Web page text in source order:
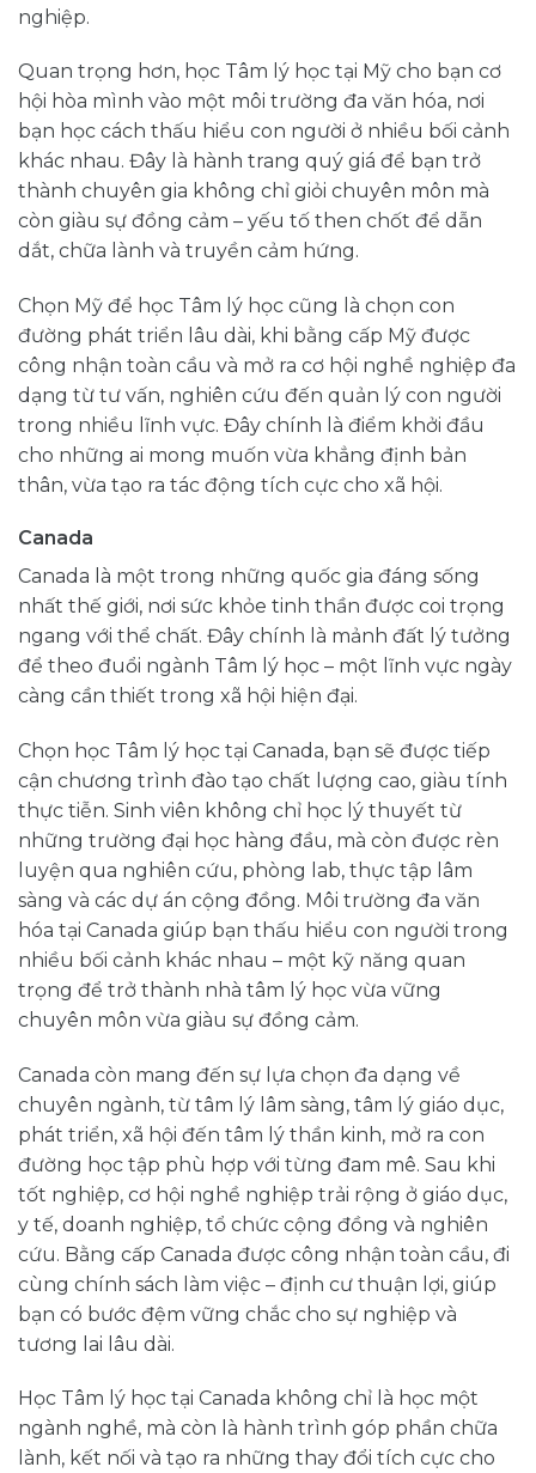
nghiệp.
Quan trọng hơn, học Tâm lý học tại Mỹ cho bạn cơ
hội hòa mình vào một môi trường đa văn hóa, nơi
bạn học cách thấu hiểu con người ở nhiều bối cảnh
khác nhau. Đây là hành trang quý giá để bạn trở
thành chuyên gia không chỉ giỏi chuyên môn mà
còn giàu sự đồng cảm – yếu tố then chốt để dẫn
dắt, chữa lành và truyền cảm hứng.
Chọn Mỹ để học Tâm lý học cũng là chọn con
đường phát triển lâu dài, khi bằng cấp Mỹ được
công nhận toàn cầu và mở ra cơ hội nghề nghiệp đa
dạng từ tư vấn, nghiên cứu đến quản lý con người
trong nhiều lĩnh vực. Đây chính là điểm khởi đầu
cho những ai mong muốn vừa khẳng định bản
thân, vừa tạo ra tác động tích cực cho xã hội.
Canada
Canada là một trong những quốc gia đáng sống
nhất thế giới, nơi sức khỏe tinh thần được coi trọng
ngang với thể chất. Đây chính là mảnh đất lý tưởng
để theo đuổi ngành Tâm lý học – một lĩnh vực ngày
càng cần thiết trong xã hội hiện đại.
Chọn học Tâm lý học tại Canada, bạn sẽ được tiếp
cận chương trình đào tạo chất lượng cao, giàu tính
thực tiễn. Sinh viên không chỉ học lý thuyết từ
những trường đại học hàng đầu, mà còn được rèn
luyện qua nghiên cứu, phòng lab, thực tập lâm
sàng và các dự án cộng đồng. Môi trường đa văn
hóa tại Canada giúp bạn thấu hiểu con người trong
nhiều bối cảnh khác nhau – một kỹ năng quan
trọng để trở thành nhà tâm lý học vừa vững
chuyên môn vừa giàu sự đồng cảm.
Canada còn mang đến sự lựa chọn đa dạng về
chuyên ngành, từ tâm lý lâm sàng, tâm lý giáo dục,
phát triển, xã hội đến tâm lý thần kinh, mở ra con
đường học tập phù hợp với từng đam mê. Sau khi
tốt nghiệp, cơ hội nghề nghiệp trải rộng ở giáo dục,
y tế, doanh nghiệp, tổ chức cộng đồng và nghiên
cứu. Bằng cấp Canada được công nhận toàn cầu, đi
cùng chính sách làm việc – định cư thuận lợi, giúp
bạn có bước đệm vững chắc cho sự nghiệp và
tương lai lâu dài.
Học Tâm lý học tại Canada không chỉ là học một
ngành nghề, mà còn là hành trình góp phần chữa
lành, kết nối và tạo ra những thay đổi tích cực cho